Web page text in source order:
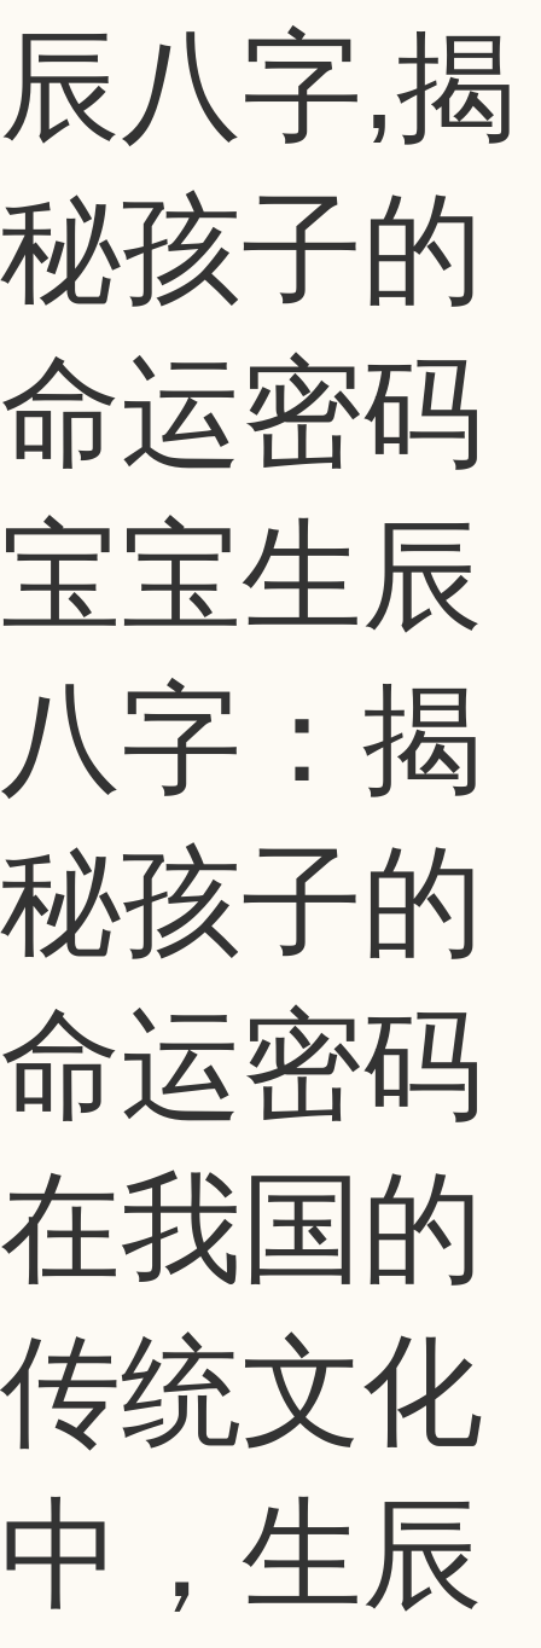
辰八字,揭
秘孩子的
命运密码
宝宝生辰
八字：揭
秘孩子的
命运密码
在我国的
传统文化
中，生辰